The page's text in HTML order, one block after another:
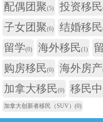
配偶团聚(5) 投资移民
子女团聚(6) 结婚移民
留学(0) 海外移民(1)
购房移民(0) 海外房产
加拿大移民(0) 移民
加拿大创新者移民（SUV） (0)